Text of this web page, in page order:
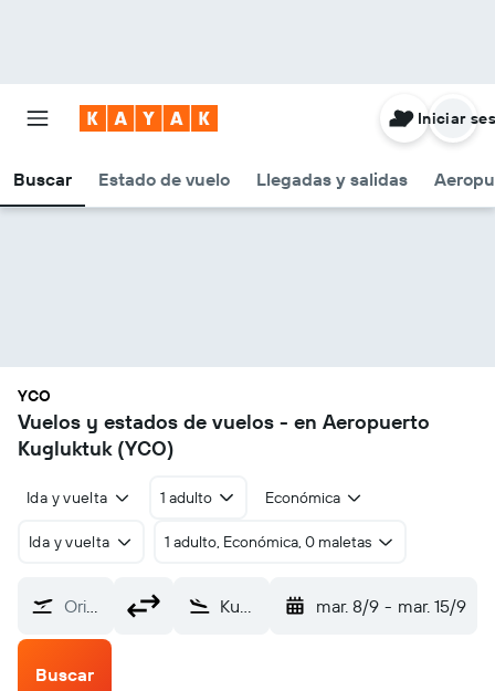
Buscar Estado de vuelo Llegadas y salidas
Iniciar
YCO
Vuelos y estados de vuelos - en Aeropuerto
Kugluktuk (YCO)
Ida y vuelta 1 adulto Económica
Ida y vuelta 1 adulto, Económica, 0 maletas
Origen Kugluktuk (YCO) mar. 8/9 - mar. 15/9
Buscar